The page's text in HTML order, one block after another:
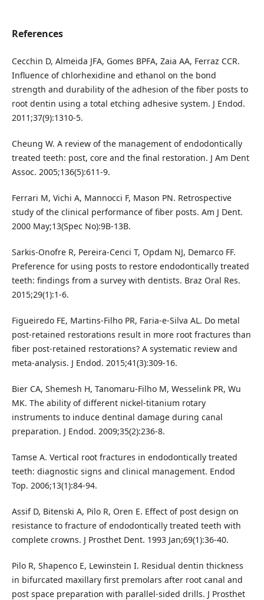
References
Cecchin D, Almeida JFA, Gomes BPFA, Zaia AA, Ferraz CCR.
Influence of chlorhexidine and ethanol on the bond
strength and durability of the adhesion of the fiber posts to
root dentin using a total etching adhesive system. J Endod.
2011;37(9):1310-5.
Cheung W. A review of the management of endodontically
treated teeth: post, core and the final restoration. J Am Dent
Assoc. 2005;136(5):611-9.
Ferrari M, Vichi A, Mannocci F, Mason PN. Retrospective
study of the clinical performance of fiber posts. Am J Dent.
2000 May;13(Spec No):9B-13B.
Sarkis-Onofre R, Pereira-Cenci T, Opdam NJ, Demarco FF.
Preference for using posts to restore endodontically treated
teeth: findings from a survey with dentists. Braz Oral Res.
2015;29(1):1-6.
Figueiredo FE, Martins-Filho PR, Faria-e-Silva AL. Do metal
post-retained restorations result in more root fractures than
fiber post-retained restorations? A systematic review and
meta-analysis. J Endod. 2015;41(3):309-16.
Bier CA, Shemesh H, Tanomaru-Filho M, Wesselink PR, Wu
MK. The ability of different nickel-titanium rotary
instruments to induce dentinal damage during canal
preparation. J Endod. 2009;35(2):236-8.
Tamse A. Vertical root fractures in endodontically treated
teeth: diagnostic signs and clinical management. Endod
Top. 2006;13(1):84-94.
Assif D, Bitenski A, Pilo R, Oren E. Effect of post design on
resistance to fracture of endodontically treated teeth with
complete crowns. J Prosthet Dent. 1993 Jan;69(1):36-40.
Pilo R, Shapenco E, Lewinstein I. Residual dentin thickness
in bifurcated maxillary first premolars after root canal and
post space preparation with parallel-sided drills. J Prosthet